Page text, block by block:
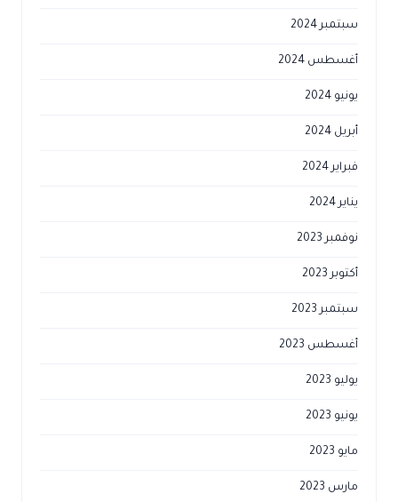
سبتمبر 2024
أغسطس 2024
يونيو 2024
أبريل 2024
فبراير 2024
يناير 2024
نوفمبر 2023
أكتوبر 2023
سبتمبر 2023
أغسطس 2023
يوليو 2023
يونيو 2023
مايو 2023
مارس 2023